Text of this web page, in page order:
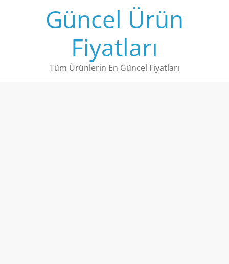
Güncel Ürün
Fiyatları
Tüm Ürünlerin En Güncel Fiyatları